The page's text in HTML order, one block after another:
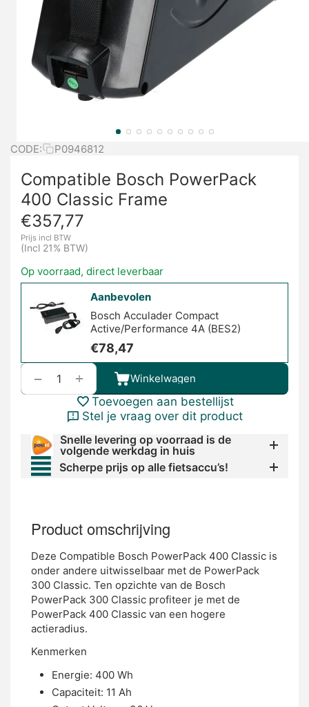
CODE: P0946812
Compatible Bosch PowerPack
400 Classic Frame
€357,77
Prijs incl BTW
(Incl 21% BTW)
Op voorraad, direct leverbaar
Aanbevolen
Bosch Acculader Compact
Active/Performance 4A (BES2)
€78,47
+
− Winkelwagen
Toevoegen aan bestellijst
Stel je vraag over dit product
Snelle levering op voorraad is de
volgende werkdag in huis
Scherpe prijs op alle fietsaccu’s!
Product omschrijving
Deze Compatible Bosch PowerPack 400 Classic is
onder andere uitwisselbaar met de PowerPack
300 Classic. Ten opzichte van de Bosch
PowerPack 300 Classic profiteer je met de
PowerPack 400 Classic van een hogere
actieradius.
Kenmerken
Energie: 400 Wh
Capaciteit: 11 Ah